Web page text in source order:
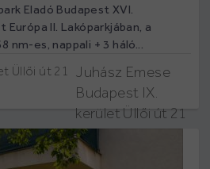
Eladó Budapest XVI.
II. Lakóparkjában, a
nm-es, nappali + 3 háló...
Juhász Emese
Budapest IX.
kerület Üllői út 21